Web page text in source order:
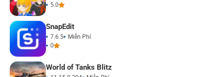
5.0
SnapEdit
7.6.5
Miễn Phí
0
World of Tanks Blitz